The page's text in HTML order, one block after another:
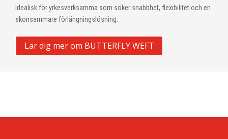
Idealisk för yrkesverksamma som söker snabbhet, flexibilitet och en
skonsammare förlängningslösning.
Lär dig mer om BUTTERFLY WEFT